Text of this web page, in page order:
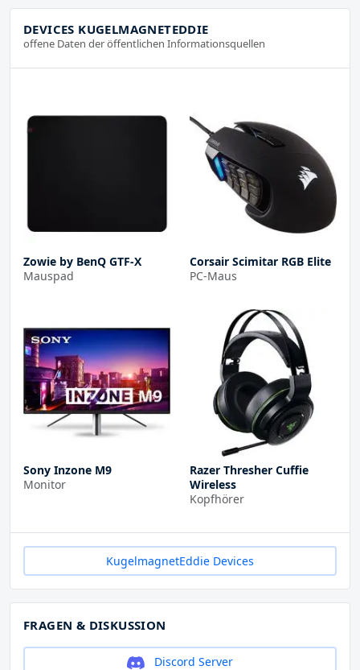
DEVICES KUGELMAGNETEDDIE
offene Daten der öffentlichen Informationsquellen
Zowie by BenQ GTF-X
Mauspad
Corsair Scimitar RGB Elite
PC-Maus
Sony Inzone M9
Monitor
Razer Thresher Cuffie
Wireless
Kopfhörer
KugelmagnetEddie Devices
FRAGEN & DISKUSSION
Discord Server